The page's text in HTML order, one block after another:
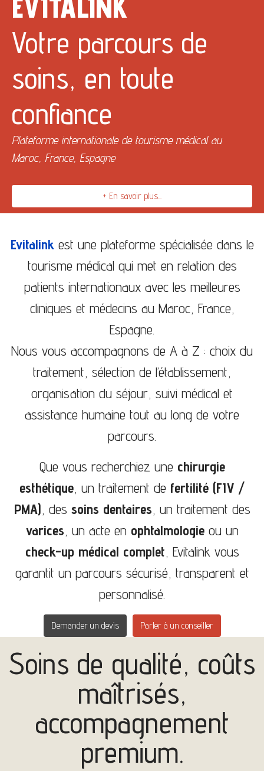
EVITALINK
Votre parcours de
soins, en toute
confiance
Plateforme internationale de tourisme médical au
Maroc, France, Espagne
+ En savoir plus...
Evitalinkest une plateforme spécialisée dans le
tourisme médical qui met en relation des
patients internationaux avec les meilleures
cliniques et médecins au Maroc, France,
Espagne.
Nous vous accompagnons de A à Z : choix du
traitement, sélection de l’établissement,
organisation du séjour, suivi médical et
assistance humaine tout au long de votre
parcours.
Que vous recherchiez une chirurgie
esthétique, un traitement de fertilité (FIV /
PMA), des soins dentaires, un traitement des
varices, un acte en ophtalmologieou un
check-up médical complet, Evitalink vous
garantit un parcours sécurisé, transparent et
personnalisé.
Demander un devis Parler à un conseiller
Soins de qualité, coûts
maîtrisés,
accompagnement
premium.